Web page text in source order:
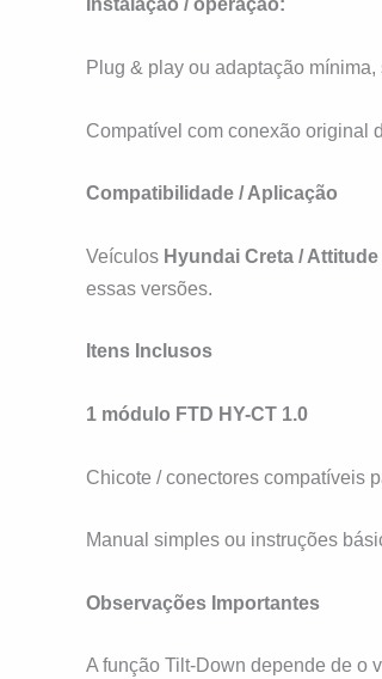
Instalação / operação:
Plug & play ou adaptação
Compatível com conexão original
Compatibilidade / Aplicação
Veículos Hyundai Creta /
essas versões.
Itens Inclusos
1 módulo FTD HY-CT 1.0
Chicote / conectores compatíveis
Manual simples ou instruções
Observações Importantes
A função Tilt-Down depende de o